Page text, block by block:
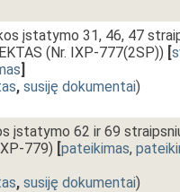
įstatymo 31, 46, 47
(Nr. IXP-777(2SP)) [
]
, susiję dokumentai)
įstatymo 62 ir 69
779) [pateikimas,
, susiję dokumentai)